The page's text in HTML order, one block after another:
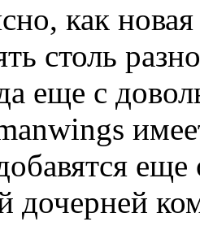
как
столь
еще с
дочерней